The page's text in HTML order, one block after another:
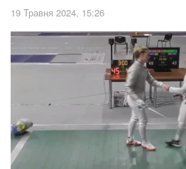
19 Травня 2024, 15:26